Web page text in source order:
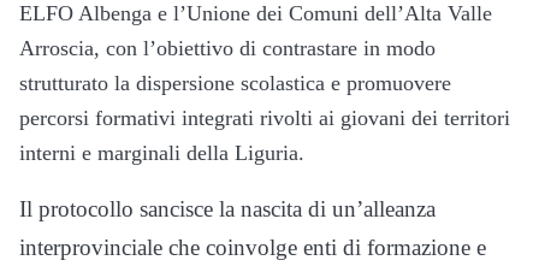
ELFO Albenga e l’Unione dei Comuni dell’Alta Valle
Arroscia, con l’obiettivo di contrastare in modo
strutturato la dispersione scolastica e promuovere
percorsi formativi integrati rivolti ai giovani dei territori
interni e marginali della Liguria.
Il protocollo sancisce la nascita di un’alleanza
interprovinciale che coinvolge enti di formazione e